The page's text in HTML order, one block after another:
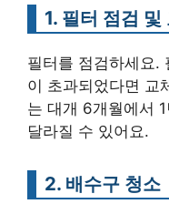
1. 필터 점검 및
필터를 점검하세요.
이 초과되었다면 교
는 대개 6개월에서
달라질 수 있어요.
2. 배수구 청소